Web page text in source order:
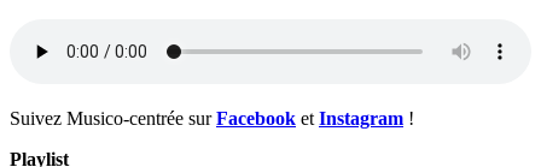
Suivez Musico-centrée surFacebook et Instagram !
Playlist